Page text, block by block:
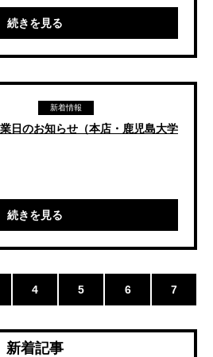
続きを見る
新着情報
日のお知らせ（本店・鹿児島大学
続きを見る
4 5 6 7
新着記事